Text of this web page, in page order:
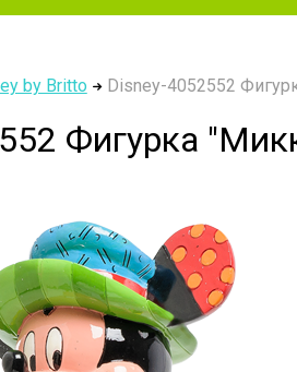
by Britto Disney-4052552
Фигурка